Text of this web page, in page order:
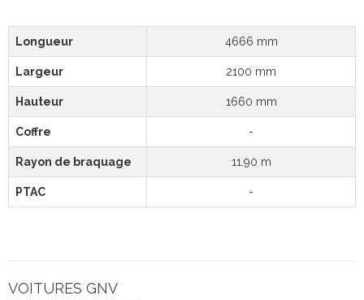
Longueur 4666 mm
Largeur 2100 mm
Hauteur 1660 mm
Coffre -
Rayon de braquage 11.90 m
PTAC -
VOITURES GNV